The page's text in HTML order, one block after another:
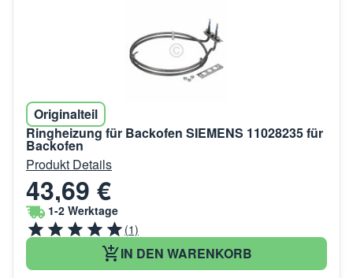
Originalteil
Ringheizung für Backofen SIEMENS 11028235 für
Backofen
Produkt Details
43,69 €
1-2 Werktage
(1)
IN DEN WARENKORB